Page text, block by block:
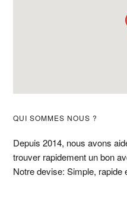
Barre
latérale
principale
QUI SOMMES NOUS ?
Depuis 2014, nous avons
trouver rapidement un bon
Notre devise: Simple, rapide